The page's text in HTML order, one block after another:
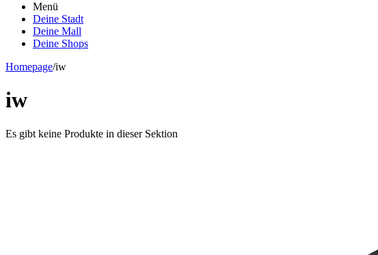
Menü
Deine Stadt
Deine Mall
Deine Shops
Homepage/iw
iw
Es gibt keine Produkte in dieser Sektion